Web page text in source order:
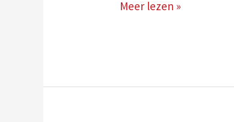
Ongezuurde
van
Meer lezen »